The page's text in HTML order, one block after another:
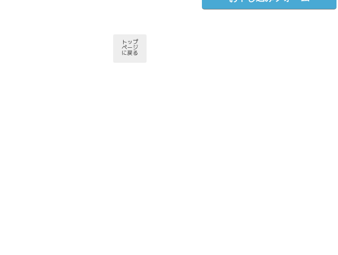
トップ
ページ
に戻る